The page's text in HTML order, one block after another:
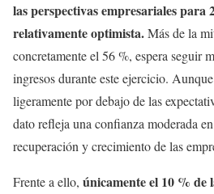
las perspectivas empresariales para
relativamente optimista.Más de la
concretamente el 56 %, espera seguir
ingresos durante este ejercicio.
ligeramente por debajo de las
dato refleja una confianza moderada
recuperación y crecimiento de las
Frente a ello, únicamente el 10 % de